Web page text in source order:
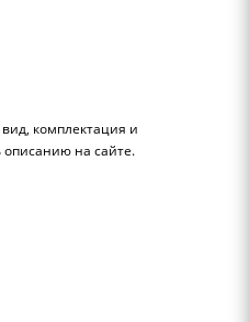
комплектация и
описанию на сайте.